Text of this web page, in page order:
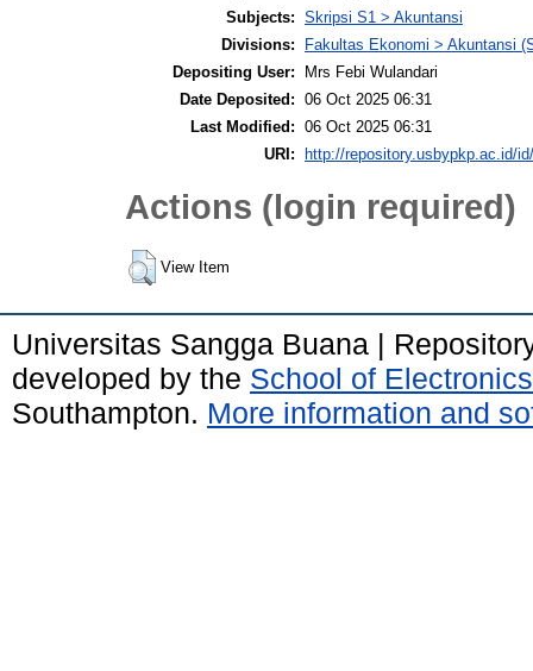
Subjects: Skripsi S1 > Akuntansi
Divisions:
Fakultas Ekonomi > Akuntansi
Depositing User:
Mrs Febi Wulandari
Date Deposited: 06 Oct 2025 06:31
Last Modified: 06 Oct 2025 06:31
URI:
http://repository.usbypkp.ac.id/
Actions (login required)
View Item
Universitas Sangga Buana |
developed by the School of
Southampton. More information and